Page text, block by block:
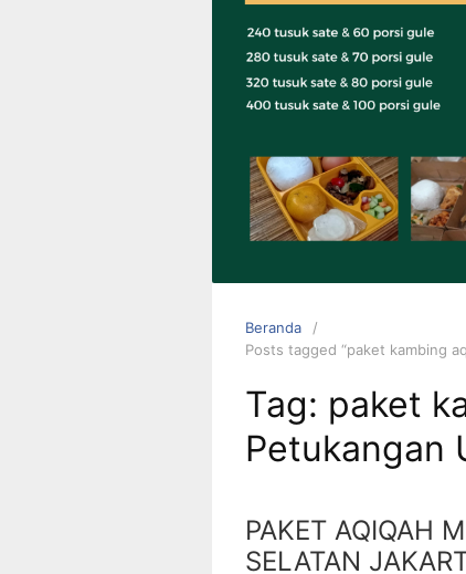
0823 1246
6713
Beranda
Posts tagged “paket kambing
Tag: paket
Petukangan
PAKET AQIQAH
SELATAN